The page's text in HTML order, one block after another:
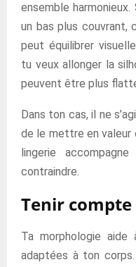
ensemble
un bas plus couvrant,
peut équilibrer
tu veux allonger la
peuvent être plus
Dans ton cas, il ne
de le mettre en valeur
lingerie
contraindre.
Tenir
Ta morphologie
adaptées à ton